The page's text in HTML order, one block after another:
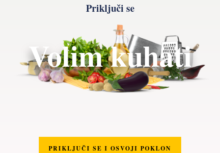
Priključi se
Volim kuhati
PRIKLJUČI SE I OSVOJI POKLON